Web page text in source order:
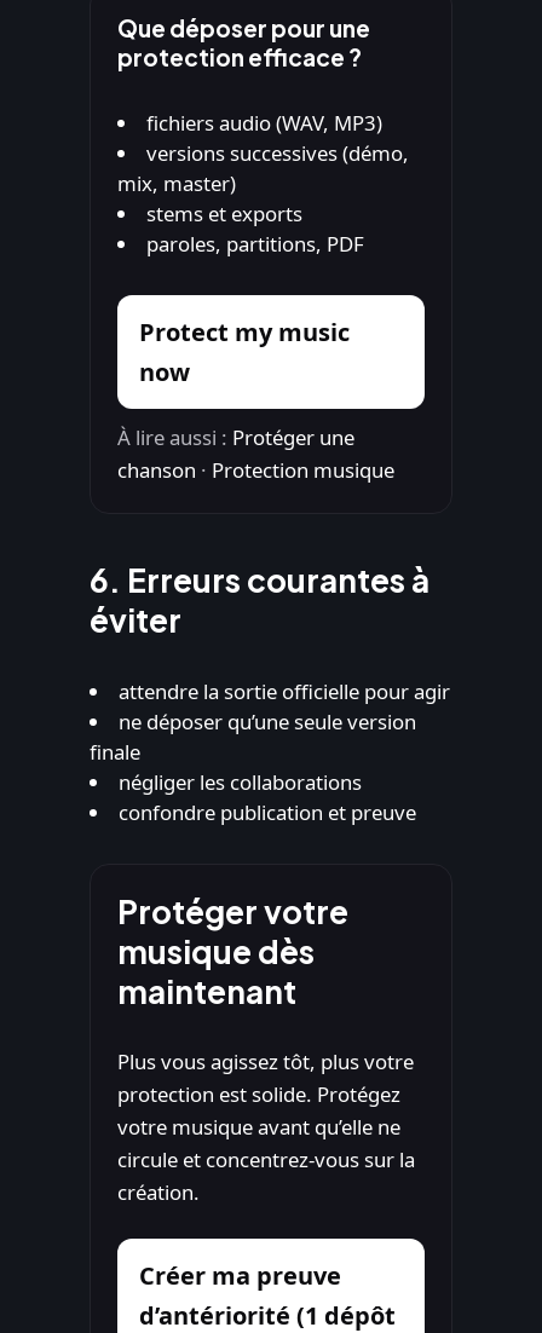
Que déposer pour une
protection efficace ?
fichiers audio (WAV, MP3)
versions successives (démo,
mix, master)
stems et exports
paroles, partitions, PDF
Protect my music
now
À lire aussi : Protéger une
chanson · Protection musique
6. Erreurs courantes à
éviter
attendre la sortie officielle pour agir
ne déposer qu’une seule version
finale
négliger les collaborations
confondre publication et preuve
Protéger votre
musique dès
maintenant
Plus vous agissez tôt, plus votre
protection est solide. Protégez
votre musique avant qu’elle ne
circule et concentrez-vous sur la
création.
Créer ma preuve
d’antériorité (1 dépôt